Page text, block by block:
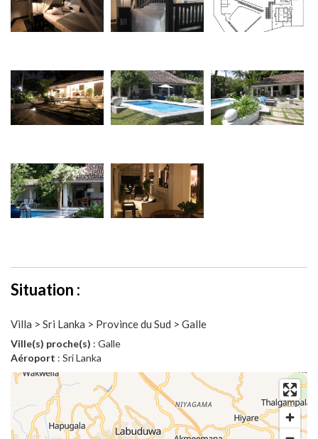
Situation :
Villa > Sri Lanka > Province du Sud > Galle
Ville(s) proche(s) : Galle
Aéroport : Sri Lanka